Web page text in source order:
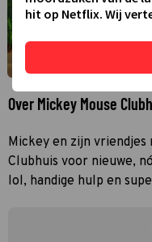
Over Mickey Mouse
Mickey en zijn
Clubhuis voor nieuwe,
lol, handige hulp en
hit op Netflix. Wij